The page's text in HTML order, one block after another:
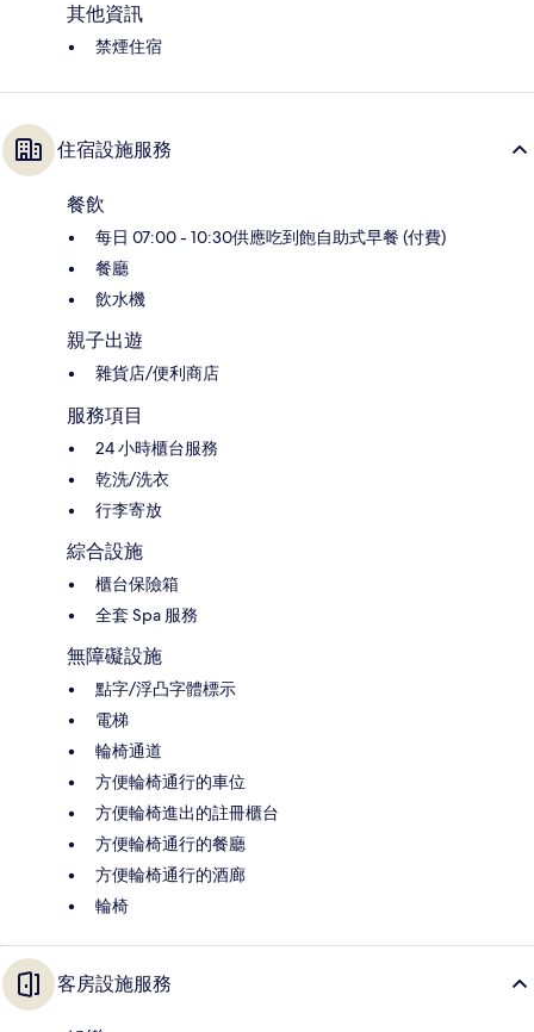
其他資訊
禁煙住宿
住宿設施服務
餐飲
每日 07:00 - 10:30供應吃到飽自助式早餐 (付費)
餐廳
飲水機
親子出遊
雜貨店/便利商店
服務項目
24 小時櫃台服務
乾洗/洗衣
行李寄放
綜合設施
櫃台保險箱
全套 Spa 服務
無障礙設施
點字/浮凸字體標示
電梯
輪椅通道
方便輪椅通行的車位
方便輪椅進出的註冊櫃台
方便輪椅通行的餐廳
方便輪椅通行的酒廊
輪椅
客房設施服務